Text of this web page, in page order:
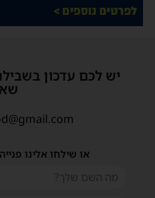
יש לכם עדכון
או שילחו אלינו